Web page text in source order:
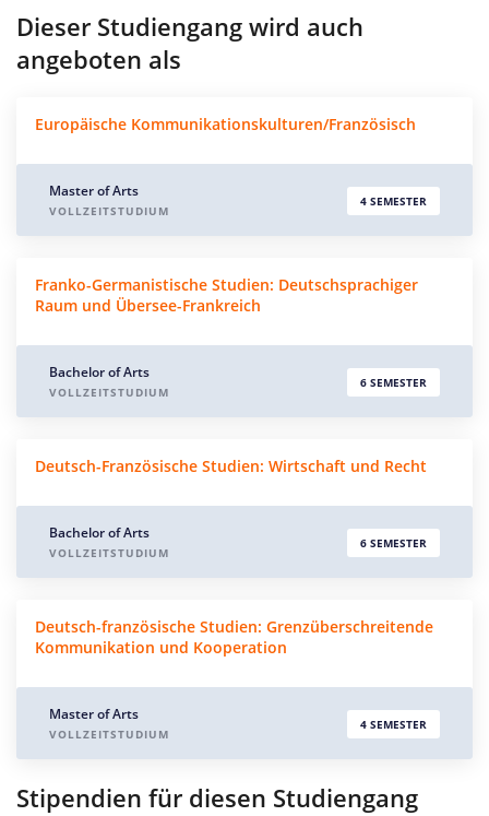
Dieser Studiengang wird auch
angeboten als
Europäische Kommunikationskulturen/Französisch
Master of Arts
VOLLZEITSTUDIUM
4 SEMESTER
Franko-Germanistische Studien: Deutschsprachiger
Raum und Übersee-Frankreich
Bachelor of Arts
VOLLZEITSTUDIUM
6 SEMESTER
Deutsch-Französische Studien: Wirtschaft und Recht
Bachelor of Arts
VOLLZEITSTUDIUM
6 SEMESTER
Deutsch-französische Studien: Grenzüberschreitende
Kommunikation und Kooperation
Master of Arts
VOLLZEITSTUDIUM
4 SEMESTER
Stipendien für diesen Studiengang